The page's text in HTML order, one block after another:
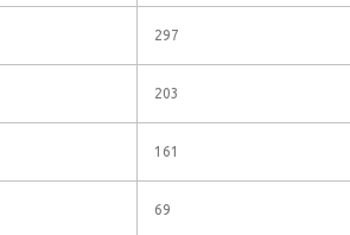
297
203
161
69